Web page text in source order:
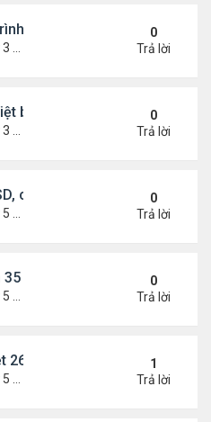
diện ICE, và bị trục xuất
pm
0
Trả lời
bị bắt vì lừa đảo 70 triệu USD
pm
0
Trả lời
cô gái Việt sở hữu 3 nhà
pm
0
Trả lời
35 năm tù vì xâm hại tình dục
pm
0
Trả lời
bị truy tố
pm
1
Trả lời